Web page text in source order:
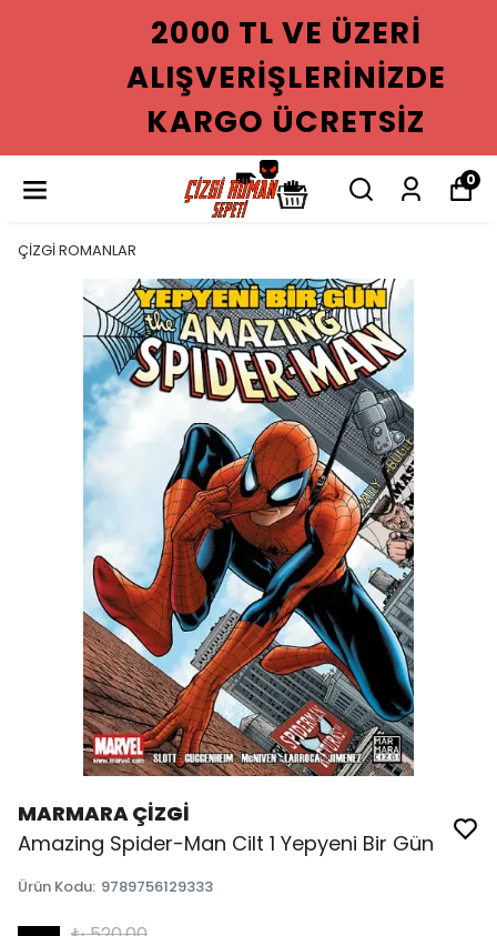
2000 TL VE ÜZERI
ALIŞVERIŞLERINIZDE
KARGO ÜCRETSIZ
0
ÇİZGİ ROMANLAR
MARMARA ÇİZGİ
Amazing Spider-Man Cilt 1 Yepyeni Bir Gün
Ürün Kodu: 9789756129333